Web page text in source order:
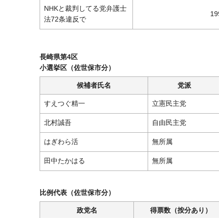
NHKと裁判してる党弁護士
法72条違反で
長崎県第4区
小選挙区（佐世保市分）
候補者氏名 党派
すえつぐ精一 立憲民主党
北村誠吾 自由民主党
はぎわら活 無所属
田中たかはる 無所属
比例代表（佐世保市分）
政党名 得票数（按分あり）